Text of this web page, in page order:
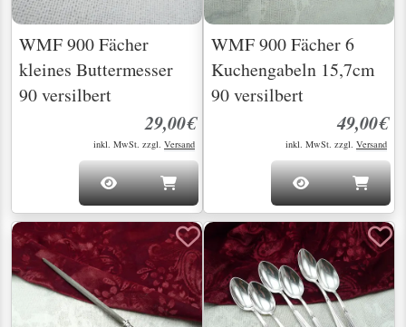
WMF 900 Fächer
kleines Buttermesser
90 versilbert
29,00€
inkl. MwSt. zzgl. Versand
WMF 900 Fächer 6
Kuchengabeln 15,7cm
90 versilbert
49,00€
inkl. MwSt. zzgl. Versand